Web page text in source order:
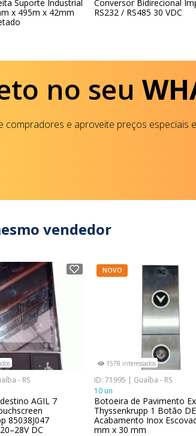
Suporte Industrial
x 495m x 42mm
Conversor Bidirecional
RS232 / RS485 30 VDC
no seu
compradores e aproveite preços especiais
vendedor
- RS
AGIL 7
85038J047
DC
NOVO
1578 interessados
ID: 71995 | Guaíba - RS
10 un
Botoeira de Pavimento
Thyssenkrupp 1 Botão
Acabamento Inox
mm x 30 mm